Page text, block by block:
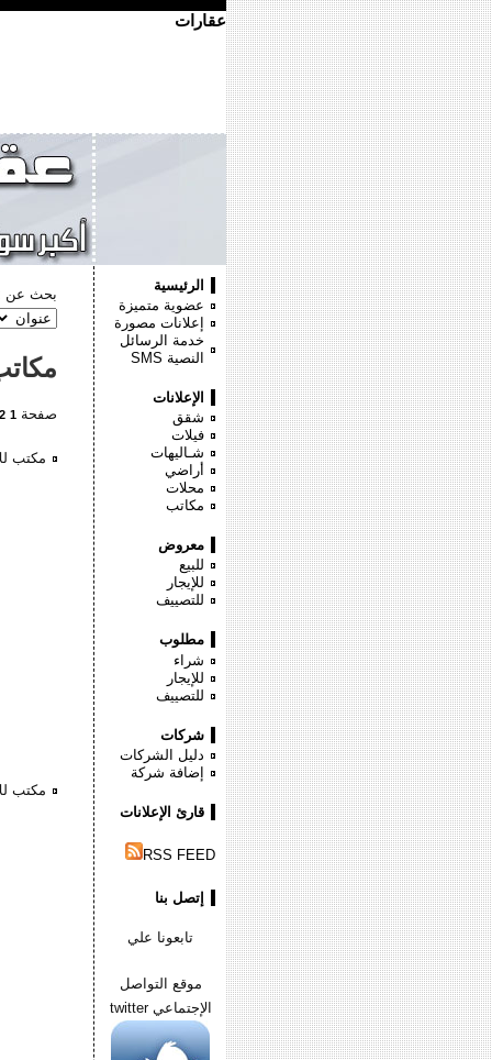
عقارات
بحث عن
صفحة 1
2
مكتب
مكتب
الرئيسية
عضوية متميزة
إعلانات مصورة
خدمة الرسائل
النصية SMS
الإعلانات
شقق
فيلات
شـاليهات
أراضي
محلات
مكاتب
معروض
للبيع
للإيجار
للتصييف
مطلوب
شراء
للإيجار
للتصييف
شركات
دليل الشركات
إضافة شركة
قارئ الإعلانات
RSS FEED
إتصل بنا
تابعونا علي
موقع التواصل
الإجتماعي twitter